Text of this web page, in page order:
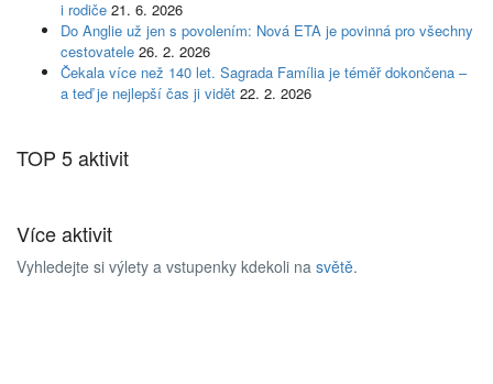
i rodiče 21. 6. 2026
Do Anglie už jen s povolením: Nová ETA je povinná pro všechny
cestovatele 26. 2. 2026
Čekala více než 140 let. Sagrada Família je téměř dokončena –
a teď je nejlepší čas ji vidět 22. 2. 2026
TOP 5 aktivit
Více aktivit
Vyhledejte si výlety a vstupenky kdekoli na světě.